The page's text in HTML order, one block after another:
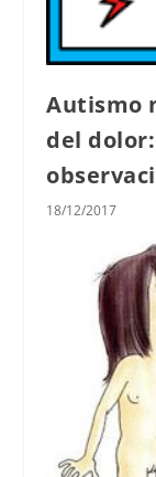
Autismo
del
18/12/2017